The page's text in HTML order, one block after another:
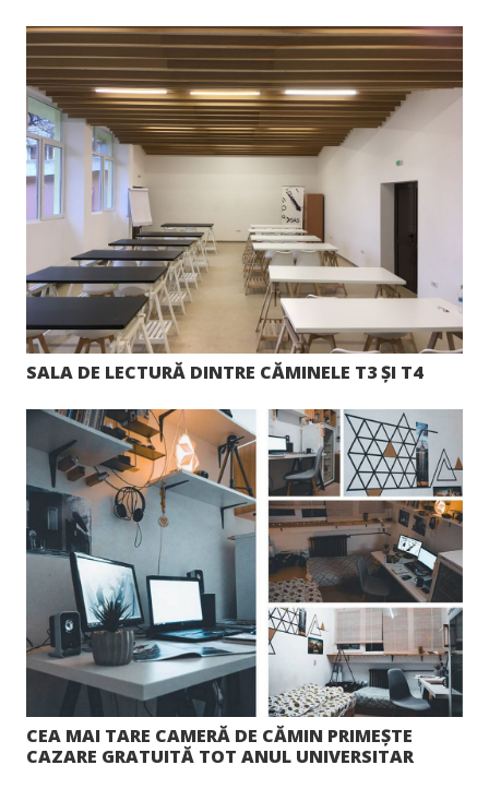
SALA DE LECTURĂ DINTRE CĂMINELE T3 ȘI T4
CEA MAI TARE CAMERĂ DE CĂMIN PRIMEȘTE
CAZARE GRATUITĂ TOT ANUL UNIVERSITAR